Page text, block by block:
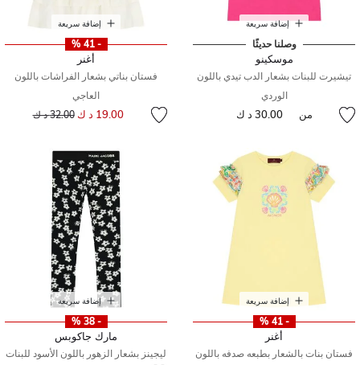
إضافة سريعة
وصلنا حديثًا
موسكينو
تيشيرت للبنات بشعار الدب تيدي باللون
الوردي
من 30.00 د ك
إضافة سريعة
- 41 %
أغنر
فستان بناتي بشعار الفراشات باللون
العاجي
19.00 د ك سعر مخفض من
32.00 د ك إلى
إضافة سريعة
- 41 %
أغنر
فستان بنات بالشعار بطبعه صدفه باللون
إضافة سريعة
- 38 %
مارك جاكوبس
ليجينز بشعار الزهور باللون الأسود للبنات